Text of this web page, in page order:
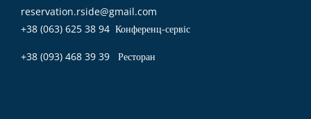
reservation.rside@gmail.com
+38 (063) 625 38 94 Конференц-сервіс
+38 (093) 468 39 39 Ресторан